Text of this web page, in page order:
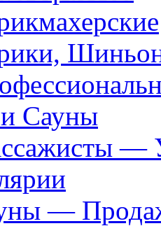
Сауны
—
—